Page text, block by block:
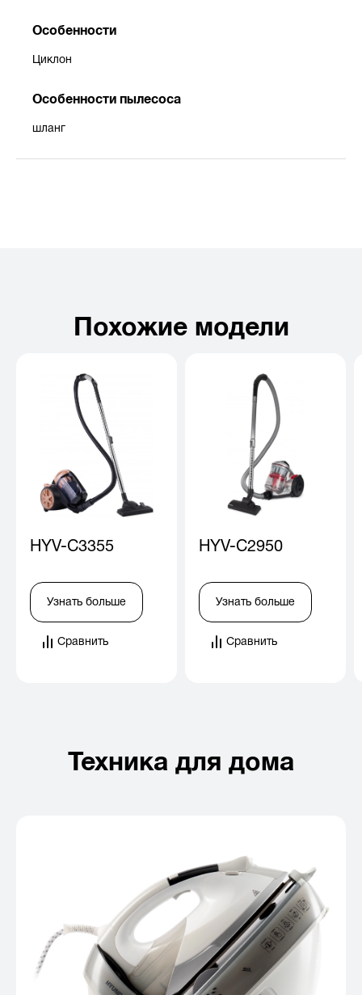
Особенности
Циклон
Особенности пылесоса
шланг
Похожие модели
HYV-C3355
Узнать больше
Сравнить
HYV-C2950
Узнать больше
Сравнить
Техника для дома